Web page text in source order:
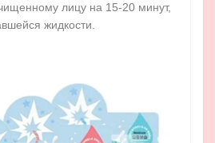
лицу на 15-20 минут,
жидкости.